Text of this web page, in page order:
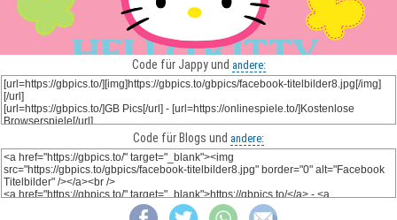
Code für Jappy und andere:
Code für Blogs und andere: